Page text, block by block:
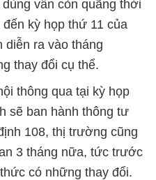
vẫn còn quãng thời
kỳ họp thứ 11 của
diễn ra vào tháng
thay đổi cụ thể.
thông qua tại kỳ họp
sẽ ban hành thông tư
108, thị trường cũng
3 tháng nữa, tức trước
có những thay đổi.